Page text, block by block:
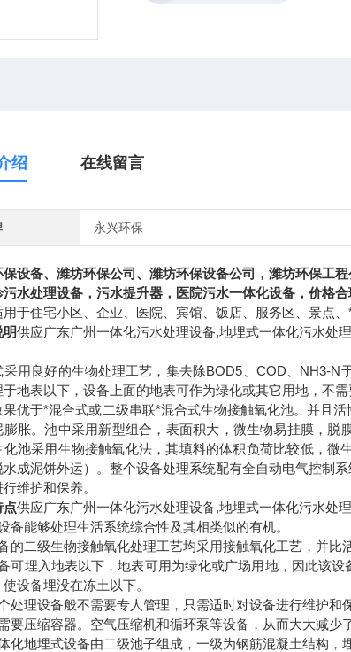
绍 在线留言
永兴环保
保设备、潍坊环保公司、潍坊环保设备公司，潍坊环保工
污水处理设备，污水提升器，医院污水一体化设备，价格
于住宅小区、企业、医院、宾馆、饭店、服务区、景点、
供应广东广州一体化污水处理设备,地埋式一体化污水处
采用良好的生物处理工艺，集去除BOD5 COD NH3-N
于地表以下，设备上面的地表可作为绿化或其它用地，不
果优于*混合式或二级串联*混合式生物接触氧化池。并且
膨胀。池中采用新型组合，表面积大，微生物易挂膜，
化池采用生物接触氧化法，其填料的体积负荷比较低，微
水成泥饼外运）。整个设备处理系统配有全自动电气控制
维护和保养。
点供应广东广州一体化污水处理设备,地埋式一体化污水处
设备能够处理生活系统综合性及其相类似的有机。
备的二级生物接触氧化处理工艺均采用接触氧化工艺，并
备可埋入地表以下，地表可用为绿化或广场用地，因此该
设备埋没在冻土以下。
个处理设备般不需要专人管理，只需适时对设备进行维护和
需要压缩容器。空气压缩机和循环泵等设备，从而大大减少
体化地埋式设备由二级池子组成，一级为钢筋混凝土结构